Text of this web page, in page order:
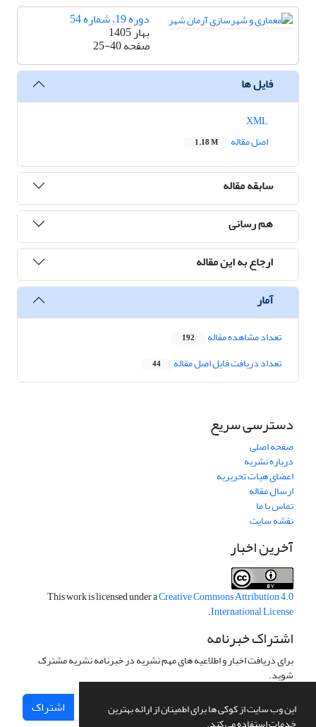
این وب سایت از کوکی ها برای اطمینان از ارائه بهترین
دوره 19، شماره 54
بهار 1405
صفحه25-40
فایل ها
اصل مقاله
1.18 M
سابقه مقاله
هم رسانی
ارجاع به این مقاله
آمار
تعداد مشاهده مقاله 192
تعداد دریافت فایل اصل مقاله 44
دسترسی سریع
صفحه اصلی
درباره نشریه
اعضای هیات تحریریه
ارسال مقاله
تماس با ما
نقشه سایت
آخرین اخبار
This work is licensed under aCreative Commons Attribution 4.0
International License
.
اشتراک خبرنامه
برای دریافت اخبار و اطلاعیه های مهم نشریه در خبرنامه نشریه مشترک
شوید.
اشتراک